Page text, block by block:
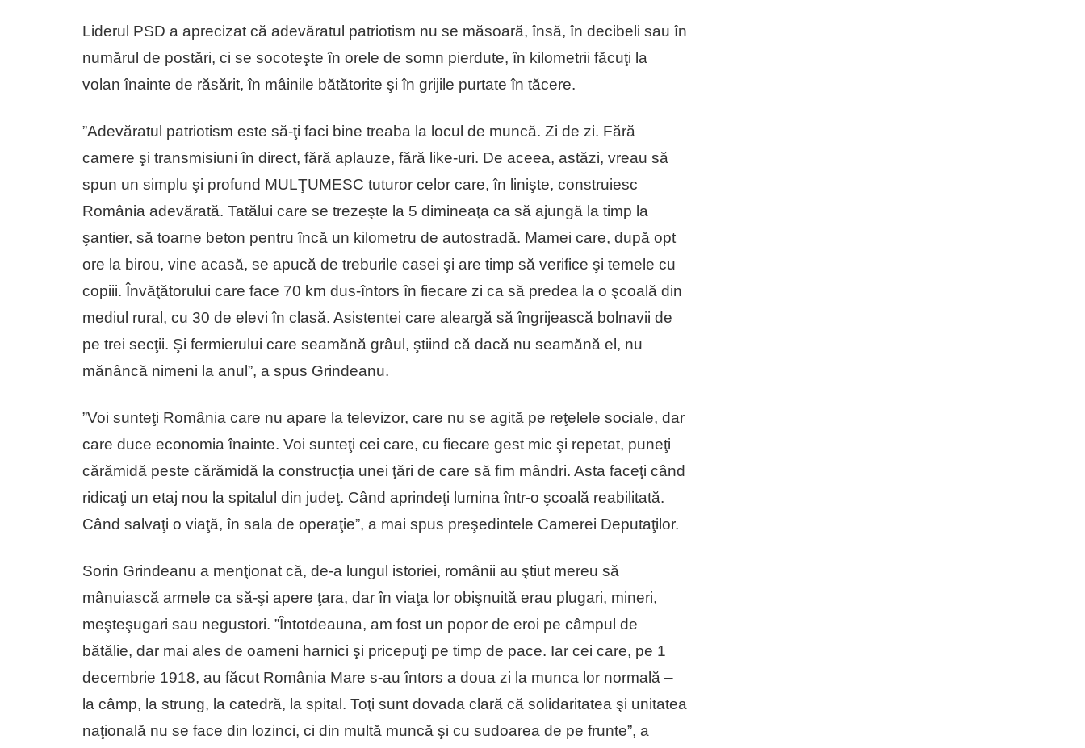
Liderul PSD a aprecizat că adevăratul patriotism nu se măsoară, însă, în decibeli sau în
numărul de postări, ci se socoteşte în orele de somn pierdute, în kilometrii făcuţi la
volan înainte de răsărit, în mâinile bătătorite şi în grijile purtate în tăcere.
”Adevăratul patriotism este să-ţi faci bine treaba la locul de muncă. Zi de zi. Fără
camere şi transmisiuni în direct, fără aplauze, fără like-uri. De aceea, astăzi, vreau să
spun un simplu şi profund MULŢUMESC tuturor celor care, în linişte, construiesc
România adevărată. Tatălui care se trezeşte la 5 dimineaţa ca să ajungă la timp la
şantier, să toarne beton pentru încă un kilometru de autostradă. Mamei care, după opt
ore la birou, vine acasă, se apucă de treburile casei şi are timp să verifice şi temele cu
copiii. Învăţătorului care face 70 km dus-întors în fiecare zi ca să predea la o şcoală din
mediul rural, cu 30 de elevi în clasă. Asistentei care aleargă să îngrijească bolnavii de
pe trei secţii. Şi fermierului care seamănă grâul, ştiind că dacă nu seamănă el, nu
mănâncă nimeni la anul”, a spus Grindeanu.
”Voi sunteţi România care nu apare la televizor, care nu se agită pe reţelele sociale, dar
care duce economia înainte. Voi sunteţi cei care, cu fiecare gest mic şi repetat, puneţi
cărămidă peste cărămidă la construcţia unei ţări de care să fim mândri. Asta faceţi când
ridicaţi un etaj nou la spitalul din judeţ. Când aprindeţi lumina într-o şcoală reabilitată.
Când salvaţi o viaţă, în sala de operaţie”, a mai spus preşedintele Camerei Deputaţilor.
Sorin Grindeanu a menţionat că, de-a lungul istoriei, românii au ştiut mereu să
mânuiască armele ca să-şi apere ţara, dar în viaţa lor obişnuită erau plugari, mineri,
meşteşugari sau negustori. ”Întotdeauna, am fost un popor de eroi pe câmpul de
bătălie, dar mai ales de oameni harnici şi pricepuţi pe timp de pace. Iar cei care, pe 1
decembrie 1918, au făcut România Mare s-au întors a doua zi la munca lor normală –
la câmp, la strung, la catedră, la spital. Toţi sunt dovada clară că solidaritatea şi unitatea
naţională nu se face din lozinci, ci din multă muncă şi cu sudoarea de pe frunte”, a